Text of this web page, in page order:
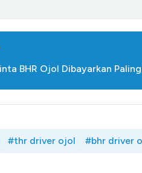
BHR Ojol Dibayarkan
#thr driver ojol #bhr driver